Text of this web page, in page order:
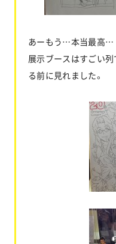
あーもう…本当最高…
展示ブースはすごい
る前に見れました。